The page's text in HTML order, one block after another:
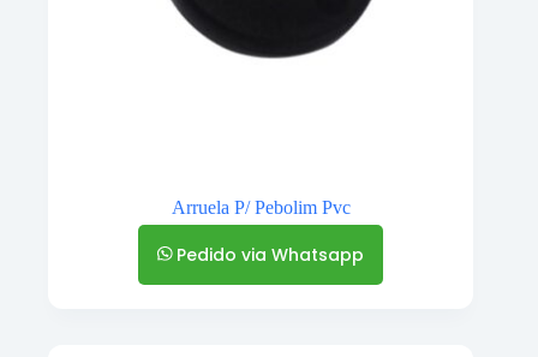
Arruela P/ Pebolim Pvc
Pedido via Whatsapp